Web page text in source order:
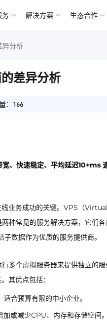
务 解决方案 生态合作
异分析
差异分析
：166
、快速稳定、平均延迟10+ms
线业务成功的关键。VPS（
常见的服务解决方案，它们
数据作为优质的服务提供商。
多个虚拟服务器来提供独立的
其优点包括：
合预算有限的中小企业。
或减少CPU、内存和存储空间。